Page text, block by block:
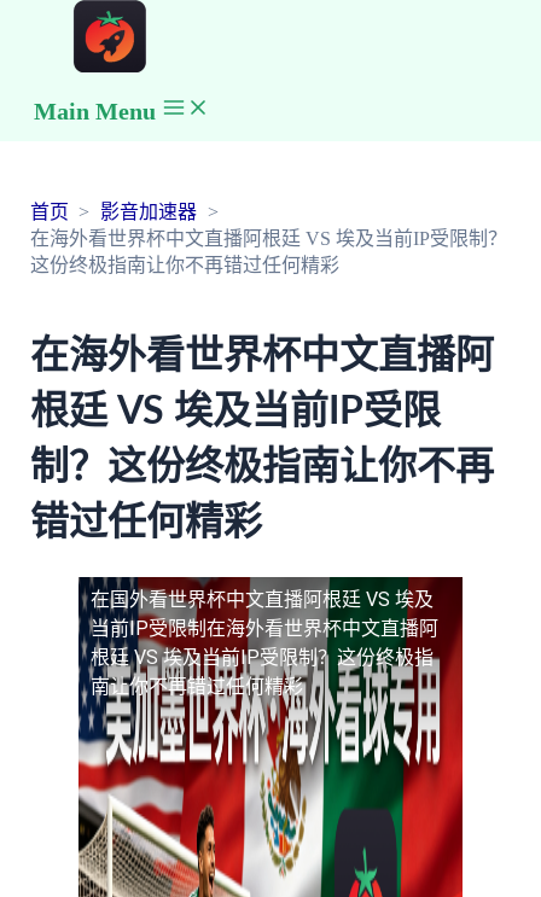
Main Menu
首页
影音加速器
在海外看世界杯中文直播阿根廷 VS 埃及当前IP受限制？
这份终极指南让你不再错过任何精彩
在海外看世界杯中文直播阿
根廷 VS 埃及当前IP受限
制？这份终极指南让你不再
错过任何精彩
在国外看世界杯中文直播阿根廷 VS 埃及
当前IP受限制 在海外看世界杯中文直播阿
根廷 VS 埃及当前IP受限制？这份终极指
南让你不再错过任何精彩